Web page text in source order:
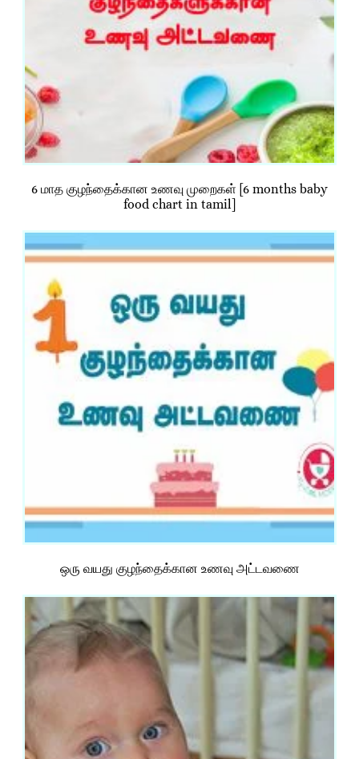
6 மாத குழந்தைக்கான உணவு முறைகள் [6 months baby
food chart in tamil]
ஒரு வயது குழந்தைக்கான உணவு அட்டவணை